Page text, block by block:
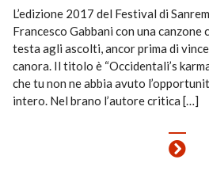
L’edizione 2017 del Festival di
Francesco Gabbani con una canzone
testa agli ascolti, ancor prima di
canora. Il titolo è “Occidentali’s
che tu non ne abbia avuto
intero. Nel brano l’autore critica […]